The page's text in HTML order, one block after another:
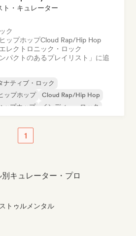
ト・キュレーター
ク
ップホップCloud Rap/Hip Hop
エレクトロニック・ロック
パクトのあるプレイリスト」に追
ナティブ・ロック
ップホップ
Cloud Rap/Hip Hop
ップホップ
インディー・ロック
1
別キュレーター・プロ
トゥルメンタル